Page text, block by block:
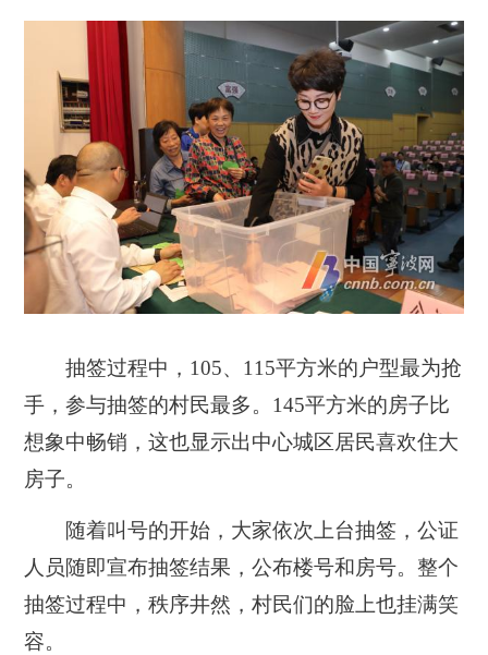
抽签过程中， 105、 115平方米的户型最为抢
手，参与抽签的村民最多。 145平方米的房子比
想象中畅销，这也显示出中心城区居民喜欢住大
房子。
随着叫号的开始，大家依次上台抽签，公证
人员随即宣布抽签结果，公布楼号和房号。整个
抽签过程中，秩序井然，村民们的脸上也挂满笑
容。